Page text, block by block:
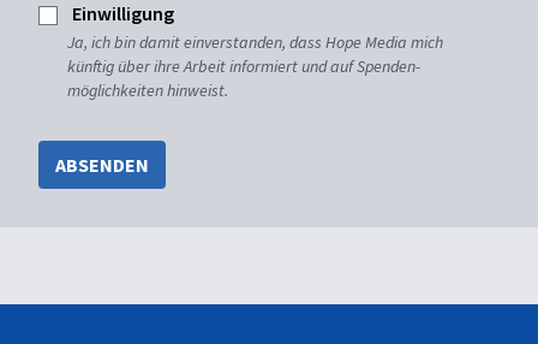
Einwilligung
Ja, ich bin damit einverstanden, dass Hope Media mich
künftig über ihre Arbeit informiert und auf Spenden-
möglichkeiten hinweist.
ABSENDEN